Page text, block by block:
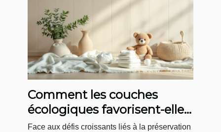
Comment les couches
écologiques favorisent-elles
le développement durable ?
Face aux défis croissants liés à la préservation